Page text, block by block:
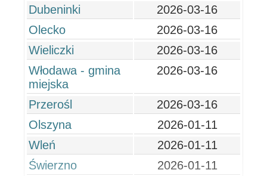
Dubeninki
2026-03-16
Olecko
2026-03-16
Wieliczki
2026-03-16
Włodawa - gmina
miejska
2026-03-16
Przerośl
2026-03-16
Olszyna
2026-01-11
Wleń
2026-01-11
Świerzno
2026-01-11